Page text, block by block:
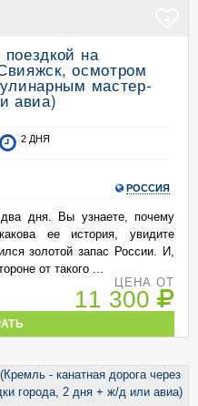
на
осмотром
мастер-
авиа)
2 ДНЯ
РОССИЯ
дня. Вы узнаете, почему
ее история, увидите
золотой запас России. И,
от такого ...
ЦЕНА ОТ
11 300